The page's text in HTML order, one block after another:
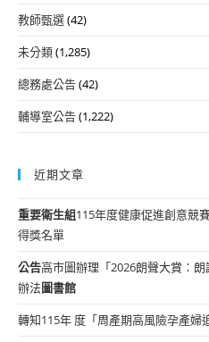
教師甄選(42)
未分類(1,285)
總務處公告(42)
輔導室公告(1,222)
近期文章
重要衛生組115年度健康促進創意競
得獎名單
公告高市圖辦理「2026朗聲大賞：
辦法圖書館
轉知115年 度「周產期高風險孕產婦